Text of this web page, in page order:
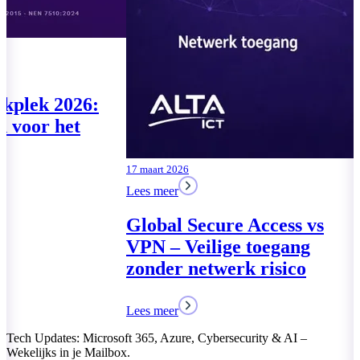
Te klein voor de
Cyberbeveiligingswet? De
04 augustus 2026
Tech Updates: Microsoft 365, Azure, Cybersecurity & AI –
Wekelijks in je Mailbox.